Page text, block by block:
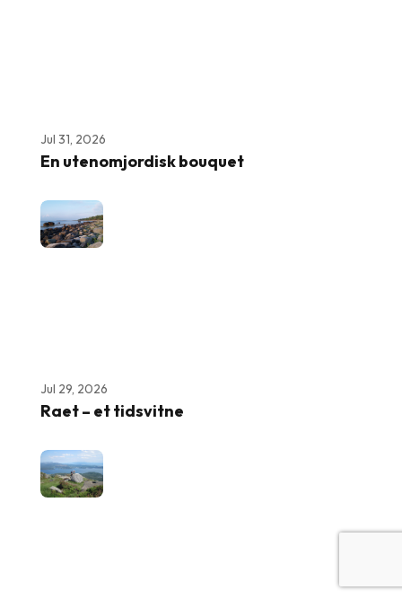
Jul 31, 2026
En utenomjordisk bouquet
Jul 29, 2026
Raet – et tidsvitne